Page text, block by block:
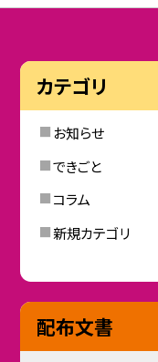
カテゴリ
お知らせ
できごと
コラム
新規カテゴリ
配布文書